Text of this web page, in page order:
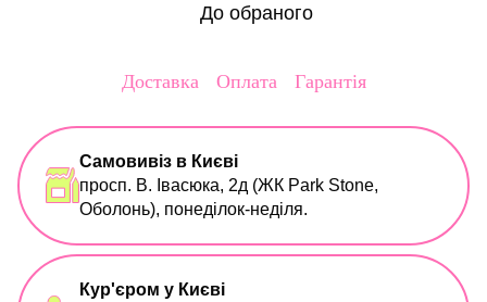
До обраного
Доставка Оплата Гарантія
Самовивіз в Києві
просп. В. Івасюка, 2д (ЖК Park Stone,
Оболонь), понеділок-неділя.
Кур'єром у Києві